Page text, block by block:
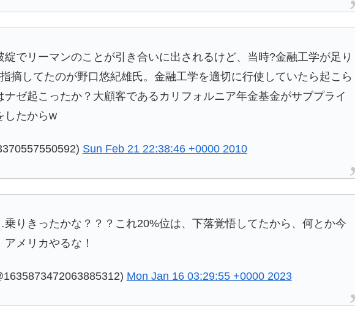
綻でリーマンのことが引き合いに出されるけど、当時?金融工学が足り
摘してたのが野口悠紀雄氏。金融工学を適切に行使していたら起こら
ナゼ起こったか？大顧客であるカリフォルニア年金基金がサブプライ
したからw
Sun Feb 21 22:38:46 +0000 2010
りきったかな？？？これ20%位は、下落覚悟してたから、何とか今
メリカやるな！
Mon Jan 16 03:29:55 +0000 2023